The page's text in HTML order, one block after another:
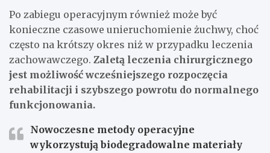
Po zabiegu operacyjnym również może być
konieczne czasowe unieruchomienie żuchwy, choć
często na krótszy okres niż w przypadku leczenia
zachowawczego. Zaletą leczenia chirurgicznego
jest możliwość wcześniejszego rozpoczęcia
rehabilitacji i szybszego powrotu do normalnego
funkcjonowania.
Nowoczesne metody operacyjne
wykorzystują biodegradowalne materiały